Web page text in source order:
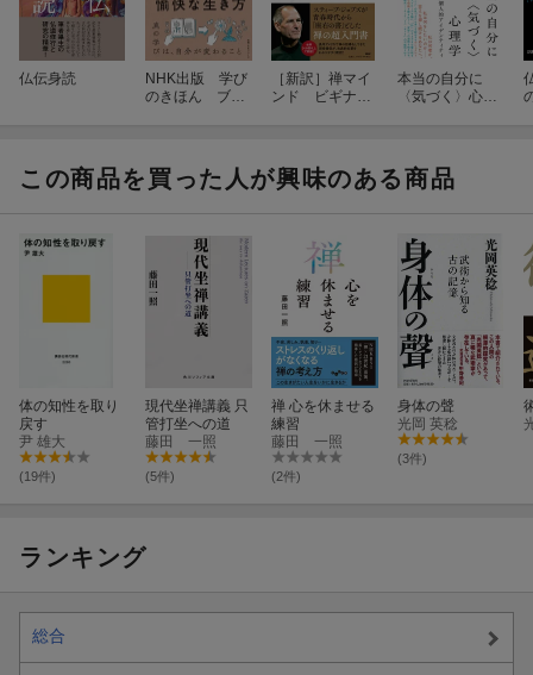
仏伝身読
NHK出版 学び
のきほん ブッ
［新訳］禅マイ
ンド ビギナー
本当の自分に
〈気づく〉心理
この商品を買った人が興味のある商品
体の知性を取り
戻す
尹 雄大
(19件)
現代坐禅講義 只
管打坐への道
藤田 一照
(5件)
禅 心を休ませる
練習
藤田 一照
(2件)
身体の聲
光岡 英稔
(3件)
ランキング
総合